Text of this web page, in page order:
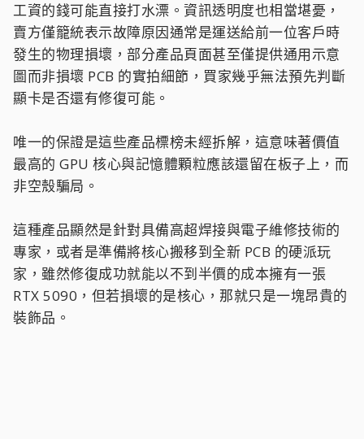
工資的錢可能直接打水漂。資訊透明度也相當堪憂，
賣方僅籠統表示故障原因通常是運送給前一位客戶時
發生的物理損壞，部分產品頁面甚至僅提供通用示意
圖而非損壞 PCB 的實拍細節，買家幾乎無法預先判斷
顯卡是否還有修復可能。
唯一的保證是這些產品標榜未經拆解，這意味著價值
最高的 GPU 核心與記憶體顆粒應該還留在板子上，而
非空殼騙局。
這種產品顯然是針對具備高超焊接與電子維修技術的
專家，或者是準備將核心搬移到全新 PCB 的硬派玩
家，雖然修復成功就能以不到半價的成本擁有一張
RTX 5090，但若損壞的是核心，那就只是一塊昂貴的
裝飾品。